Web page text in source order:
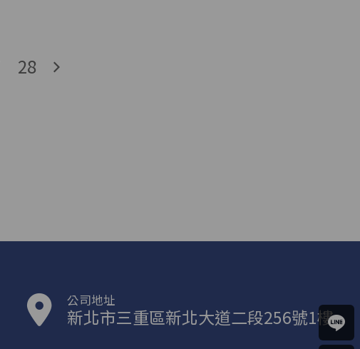
馬上
聯絡
28
公司地址
新北市三重區新北大道二段256號1樓